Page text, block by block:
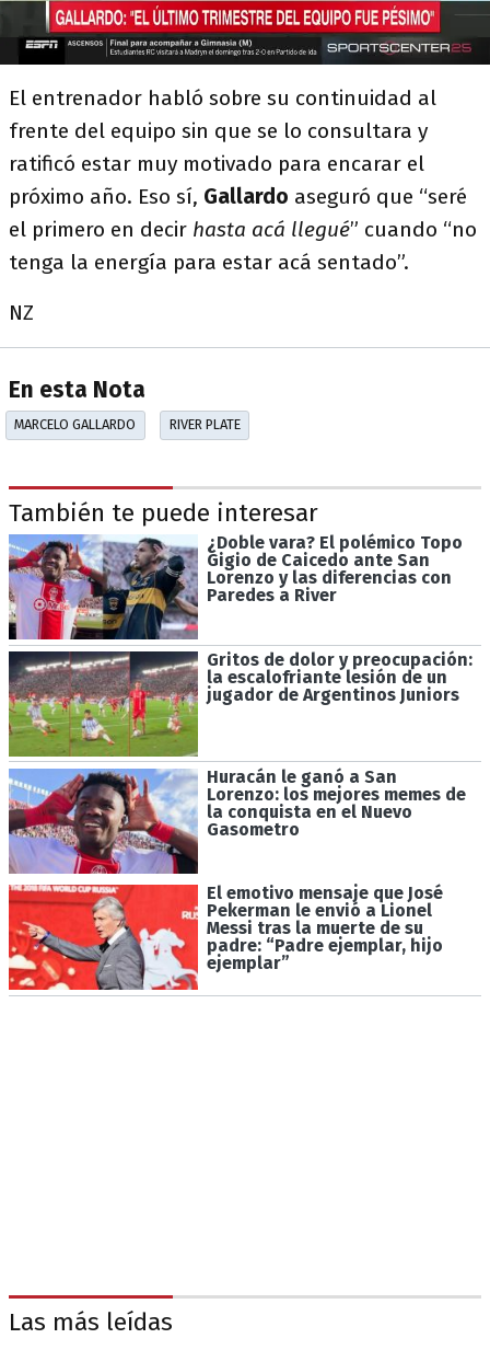
El entrenador habló sobre su continuidad al
frente del equipo sin que se lo consultara y
ratificó estar muy motivado para encarar el
próximo año. Eso sí, Gallardo aseguró que “seré
el primero en decir hasta acá llegué” cuando “no
tenga la energía para estar acá sentado”.
NZ
En esta Nota
MARCELO GALLARDO RIVER PLATE
También te puede interesar
¿Doble vara? El polémico Topo
Gigio de Caicedo ante San
Lorenzo y las diferencias con
Paredes a River
Gritos de dolor y preocupación:
la escalofriante lesión de un
jugador de Argentinos Juniors
Huracán le ganó a San
Lorenzo: los mejores memes de
la conquista en el Nuevo
Gasometro
El emotivo mensaje que José
Pekerman le envió a Lionel
Messi tras la muerte de su
padre: “Padre ejemplar, hijo
ejemplar”
Las más leídas